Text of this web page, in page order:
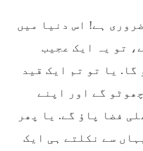
ہے! اس دنیا میں
تو یہ ایک عجیب
گا. یا تو تم ایک قید
گے اور اپنے
فضا پاؤ گے. یا پھر
سے نکلتے ہی ایک